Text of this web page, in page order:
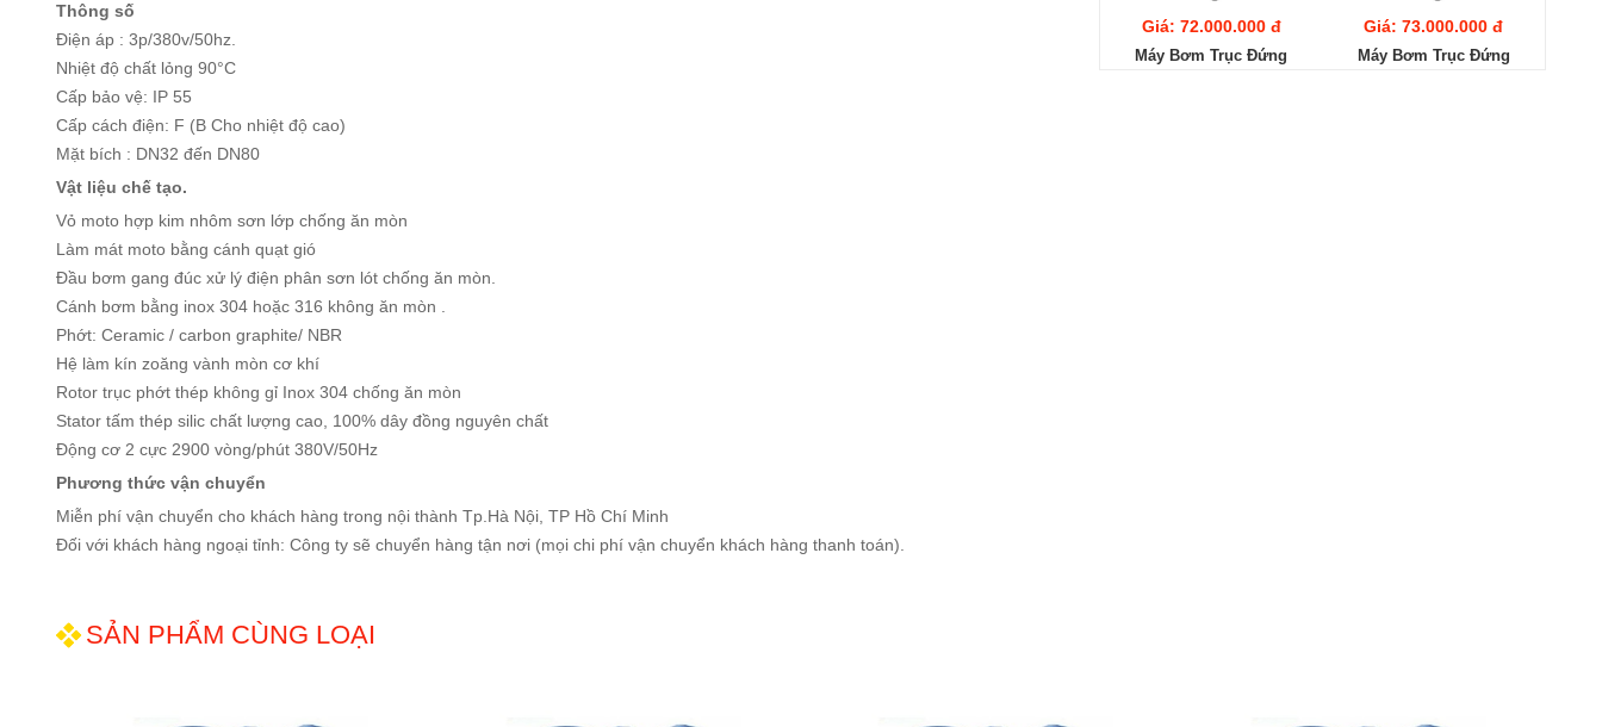
Thông số
Điện áp : 3p/380v/50hz.
Nhiệt độ chất lỏng 90°C
Cấp bảo vệ: IP 55
Cấp cách điện: F (B Cho nhiệt độ cao)
Mặt bích : DN32 đến DN80
Vật liệu chế tạo.
Vỏ moto hợp kim nhôm sơn lớp chống ăn mòn
Làm mát moto bằng cánh quạt gió
Đầu bơm gang đúc xử lý điện phân sơn lót chống ăn mòn.
Cánh bơm bằng inox 304 hoặc 316 không ăn mòn .
Phớt: Ceramic / carbon graphite/ NBR
Hệ làm kín zoăng vành mòn cơ khí
Rotor trục phớt thép không gỉ Inox 304 chống ăn mòn
Stator tấm thép silic chất lượng cao, 100% dây đồng nguyên chất
Động cơ 2 cực 2900 vòng/phút 380V/50Hz
Phương thức vận chuyển
Miễn phí vận chuyển cho khách hàng trong nội thành Tp.Hà Nội, TP Hồ Chí Minh
Đối với khách hàng ngoại tỉnh: Công ty sẽ chuyển hàng tận nơi (mọi chi phí vận chuyển khách hàng thanh toán).
Giá: 72.000.000 đ
Máy Bơm Trục Đứng
Giá: 73.000.000 đ
Máy Bơm Trục Đứng
SẢN PHẨM CÙNG LOẠI